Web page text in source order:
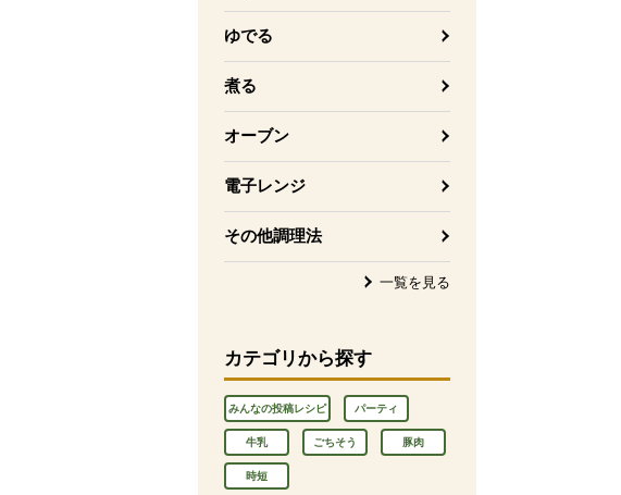
ゆでる
煮る
オーブン
電子レンジ
その他調理法
一覧を見る
カテゴリから探す
みんなの投稿レシピ パーティ
牛乳 ごちそう 豚肉
時短